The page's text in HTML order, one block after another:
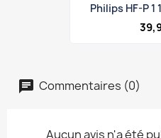
Philips HF-P 1
Commentaires (0)
Aucun avis n'a été